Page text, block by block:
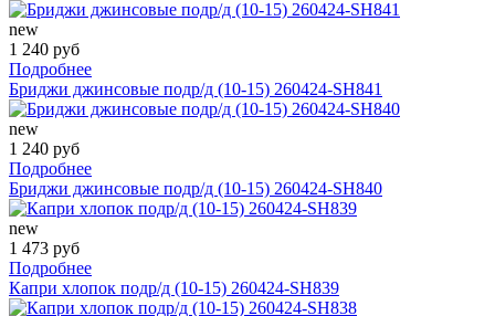
new
1 240 руб
Подробнее
Бриджи джинсовые подр/д (10-15) 260424-SH841
new
1 240 руб
Подробнее
Бриджи джинсовые подр/д (10-15) 260424-SH840
new
1 473 руб
Подробнее
Капри хлопок подр/д (10-15) 260424-SH839